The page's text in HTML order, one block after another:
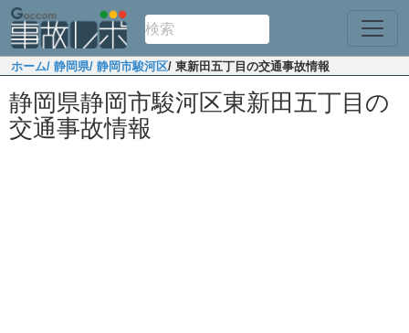
ホーム/ 静岡県/ 静岡市駿河区/ 東新田五丁目の交通事故情報
静岡県静岡市駿河区東新田五丁目の
交通事故情報